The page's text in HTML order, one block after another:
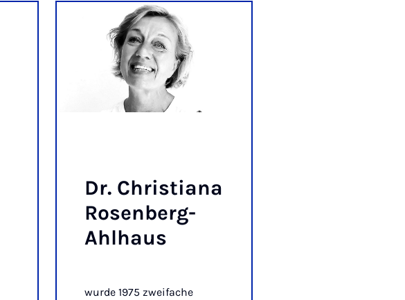
Dr. Chris­tia­na
Ro­sen­berg-
Ahl­haus
wurde 1975 zweifache